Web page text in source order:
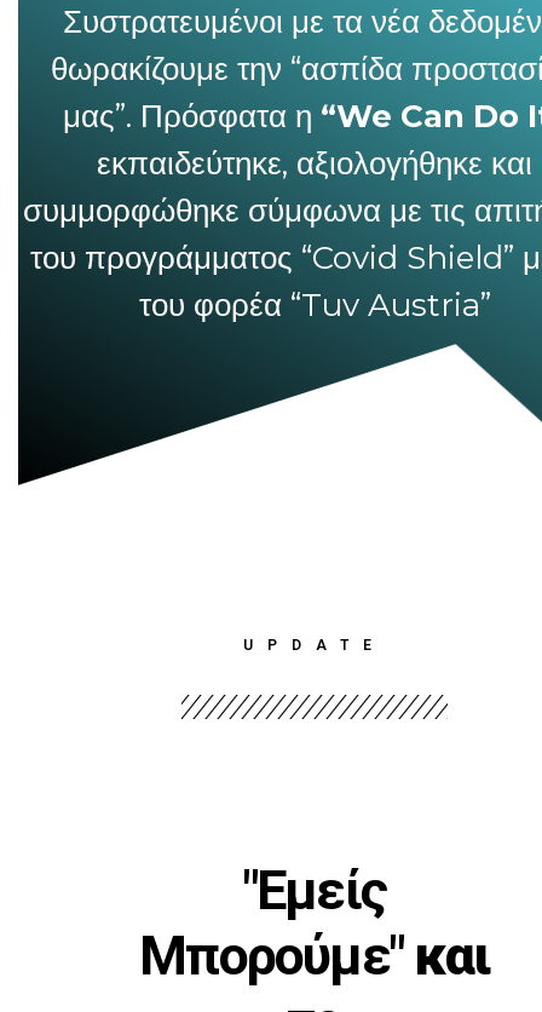
Συστρατευμένοι με τα νέα
θωρακίζουμε την “ασπίδα
μας”. Πρόσφατα η “We Can Do
εκπαιδεύτηκε, αξιολογήθηκε και
συμμορφώθηκε σύμφωνα με τις
του προγράμματος “Covid Shield”
του φορέα “Tuv Austria”
UPDATE
"Εμείς
Μπορούμε"και